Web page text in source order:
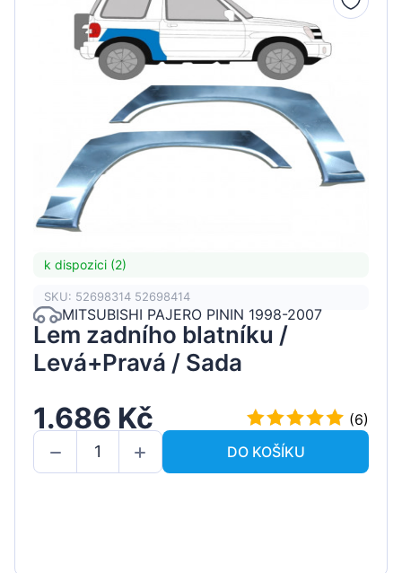
k dispozici (2)
SKU: 52698314 52698414
MITSUBISHI PAJERO PININ 1998-2007
Lem zadního blatníku /
Levá+Pravá / Sada
1.686 Kč
(6)
DO KOŠÍKU